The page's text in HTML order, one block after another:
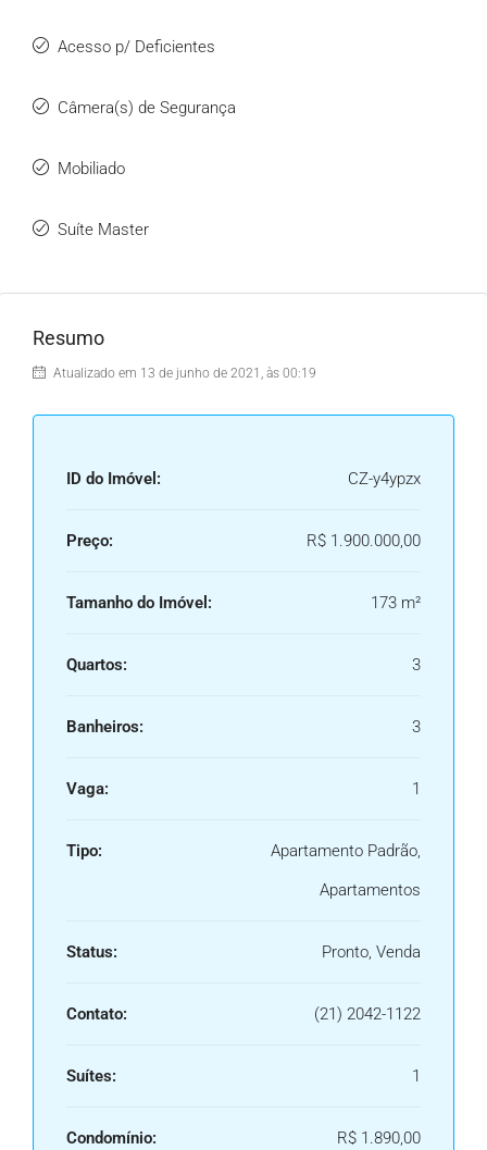
Acesso p/ Deficientes
Câmera(s) de Segurança
Mobiliado
Suíte Master
Resumo
Atualizado em 13 de junho de 2021, às 00:19
ID do Imóvel: CZ-y4ypzx
Preço: R$ 1.900.000,00
Tamanho do Imóvel: 173 m²
Quartos: 3
Banheiros: 3
Vaga: 1
Tipo:
Apartamento Padrão,
Apartamentos
Status: Pronto, Venda
Contato: (21) 2042-1122
Suítes: 1
Condomínio: R$ 1.890,00